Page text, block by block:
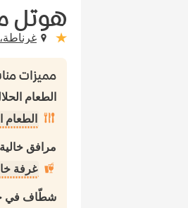
هوتل
stars: 1غرناطة،
مميزات
الطعام
الطعام
مرافق
غرفة
شطّاف في